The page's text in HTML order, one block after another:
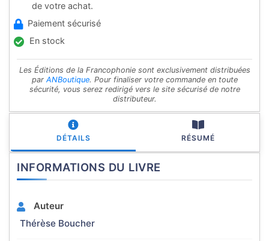
de votre achat.
Paiement sécurisé
En stock
Les Éditions de la Francophonie sont exclusivement distribuées
par ANBoutique. Pour finaliser votre commande en toute
sécurité, vous serez redirigé vers le site sécurisé de notre
distributeur.
DÉTAILS RÉSUMÉ
INFORMATIONS DU LIVRE
Auteur
Thérèse Boucher